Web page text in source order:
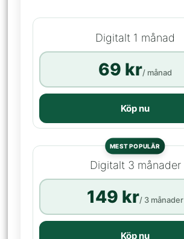
Digitalt 1 månad
69 kr/ månad
Köp nu
MEST POPULÄR
Digitalt 3 månader
149 kr/ 3 månader
Köp nu